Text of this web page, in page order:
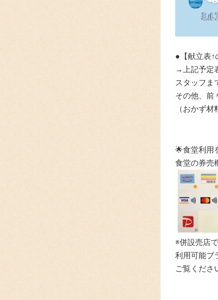
●【献立表↑
→上記予定
スタッフま
その他、前
（おかず
🌟食堂利用
食堂の券売
※併設売店
利用可能ブ
ご覧くださ